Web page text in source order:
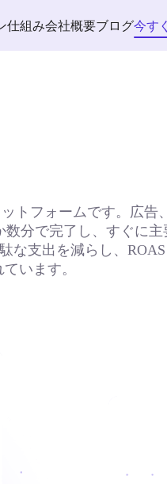
仕組み会社概要ブログ今す
トフォームです。広
分で完了し、すぐに主
支出を減らし、
います。